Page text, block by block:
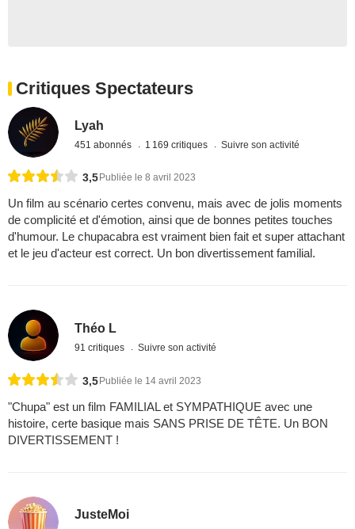
Critiques Spectateurs
Lyah
451 abonnés 1 169 critiques Suivre son activité
3,5 Publiée le 8 avril 2023
Un film au scénario certes convenu, mais avec de jolis moments
de complicité et d'émotion, ainsi que de bonnes petites touches
d'humour. Le chupacabra est vraiment bien fait et super attachant
et le jeu d'acteur est correct. Un bon divertissement familial.
Théo L
91 critiques Suivre son activité
3,5Publiée le 14 avril 2023
"Chupa" est un film FAMILIAL et SYMPATHIQUE avec une
histoire, certe basique mais SANS PRISE DE TÊTE. Un BON
DIVERTISSEMENT !
JusteMoi